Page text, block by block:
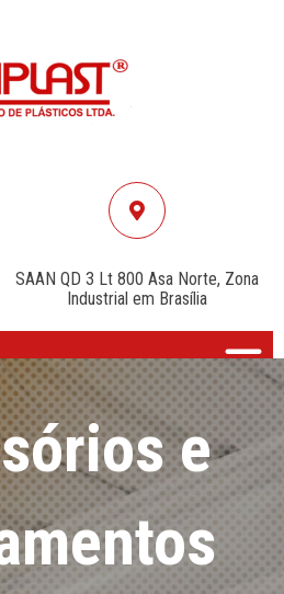
SAAN QD 3 Lt 800 Asa Norte, Zona
Industrial em Brasília
e